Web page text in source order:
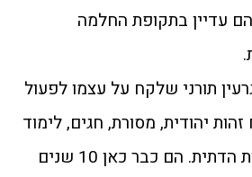
עדיין בתקופת החלמה
תורני שלקח על עצמו לפעול
יהודית, מסורת, חגים, לימוד
תורה ושליחות הציונות הדתית. הם כבר כאן 10 שנים